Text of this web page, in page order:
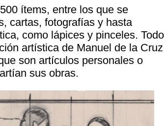
ítems, entre los que se
cartas, fotografías y hasta
como lápices y pinceles. Todo
artística de Manuel de la Cruz
son artículos personales o
sus obras.